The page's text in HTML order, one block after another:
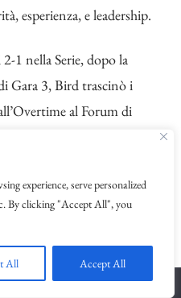
experience, serve personalized
By clicking "Accept All", you
All Accept All
esperienza, e leadership.
1 nella Serie, dopo la
Gara 3, Bird trascinò i
al Forum di
in 49 minuti. Dall’altra
doppia di Magic con 20
la serie sul 2-2 i
Gara 5 121-103, creando